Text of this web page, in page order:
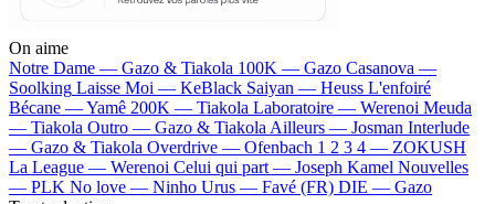
On aime
Notre Dame — Gazo & Tiakola 100K — Gazo Casanova —
Soolking Laisse Moi — KeBlack Saiyan — Heuss L'enfoiré
Bécane —Yamê 200K — Tiakola Laboratoire — Werenoi Meuda
— Tiakola Outro — Gazo & Tiakola Ailleurs — Josman Interlude
— Gazo & Tiakola Overdrive — Ofenbach 1 2 3 4 — ZOKUSH
La League — Werenoi Celui qui part — Joseph Kamel Nouvelles
— PLK No love — Ninho Urus — Favé (FR) DIE — Gazo